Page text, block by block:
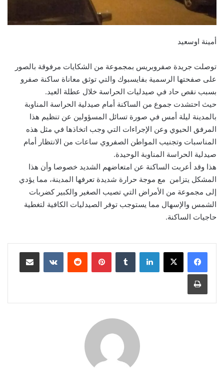
أمينة اوسعيد
توصلت جريدة صفروبريس بمجموعة من الشكايات مرفوقة بالصور
على صفحتها الرسمية بفايسبوك والتي توثق معاناة ساكنة صفرو
بسبب نقص حاد في صيدليات الحراسة خلال عطلة العيد.
حيث احتشدت جموع من الساكنة أمام صيدلية الحراسة المناوبة
بالمدينة ليلة أمس في صورة تسائل المسؤولين عن تنظيم هذا
المرفق الحيوي وعن الإجراءات التي وجب اتخاذها في مثل هذه
المناسبات وتجنيب المواطن الصفروي ساعات من الانتظار أمام
صيدلية الحراسة المناوبة الوحيدة.
هذا وقد أعربت الساكنة عن امتعاضهم الشديد خصوصا وأن هذا
المشكل يتزامن مع موجة حرارة شديدة تعرفها المدينة، مما يؤدي
إلى مجموعة من الأمراض التي تصيب الصغير والكبير كضربات
الشمس والإسهال مما يستوجب توفر الصيدليات الكافية لتغطية
حاجيات الساكنة.
لينكدإن بينتيريست مشاركة عبر البريد
طباعة